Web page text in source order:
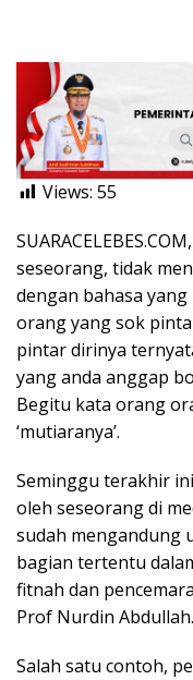
Views: 55
seseorang, tidak
dengan bahasa
orang yang sok
pintar dirinya
yang anda anggap
Begitu kata orang
‘mutiaranya’.
Seminggu terakhir
oleh seseorang di
sudah mengandung
bagian tertentu
fitnah dan
Prof Nurdin Abdullah.
Salah satu contoh,